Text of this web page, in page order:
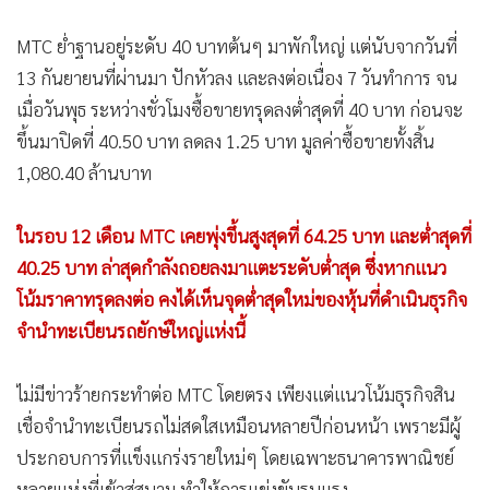
• กีฬา
• ต่างประเทศ
• Special Scoop
• เศรษฐกิจ-ธุรกิจ
•
ชุมชน-คุณภาพชีวิต
• อาชญากรรม
• Motoring
• เกม
• SMEs
• หุ้น
• อินโดจีน
ในรอบ 12 เดือน MTC เคยพุ่งขึ้นสูงสุดที่ 64.25 บาท และต่ำสุดที่
40.25 บาท ล่าสุดกำลังถอยลงมาแตะระดับต่ำสุด ซึ่งหากแนว
โน้มราคาทรุดลงต่อ คงได้เห็นจุดต่ำสุดใหม่ของหุ้นที่ดำเนินธุรกิจ
จำนำทะเบียนรถยักษ์ใหญ่แห่งนี้
ไม่มีข่าวร้ายกระทำต่อ MTC โดยตรง เพียงแต่แนวโน้มธุรกิจสิน
เชื่อจำนำทะเบียนรถไม่สดใสเหมือนหลายปีก่อนหน้า เพราะมีผู้
ประกอบการที่แข็งแกร่งรายใหม่ๆ โดยเฉพาะธนาคารพาณิชย์
หลายแห่งที่เข้าสู่สนาม ทำให้การแข่งขันรุนแรง
ขณะที่ธนาคารแห่งประเทศไทยเข้ามากำกับดูแลธุรกิจนอน
แบงก์มากขึ้น มีการกำหนดเพดานดอกเบี้ยเพื่อไม่ให้ผู้ประกอบ
การโขกดอกเบี้ยลูกค้าสูงเกินไป